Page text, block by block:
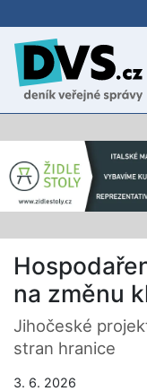
na změnu
Jihočeské
stran hranice
3. 6. 2026